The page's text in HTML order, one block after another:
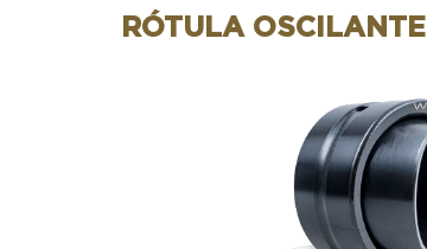
RÓTULA OSCILANTE